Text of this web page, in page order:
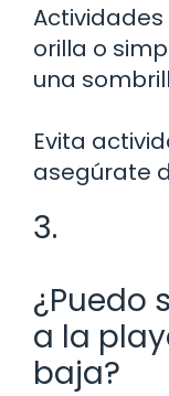
orilla o
una
Evita
asegúrate
3.
¿Puedo
a la
baja?